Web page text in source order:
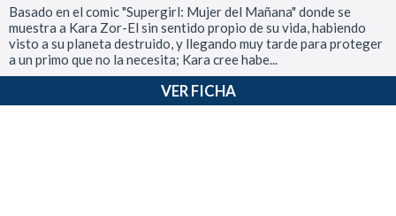
Basado en el comic "Supergirl: Mujer del Mañana" donde se
muestra a Kara Zor-El sin sentido propio de su vida, habiendo
visto a su planeta destruido, y llegando muy tarde para proteger
a un primo que no la necesita; Kara cree habe...
VER FICHA